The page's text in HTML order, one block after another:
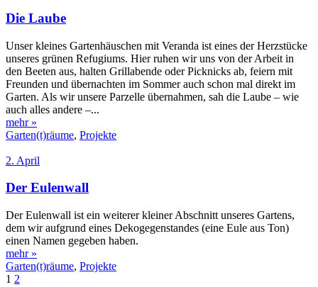
Die Laube
Unser kleines Gartenhäuschen mit Veranda ist eines der Herzstücke
unseres grünen Refugiums. Hier ruhen wir uns von der Arbeit in
den Beeten aus, halten Grillabende oder Picknicks ab, feiern mit
Freunden und übernachten im Sommer auch schon mal direkt im
Garten. Als wir unsere Parzelle übernahmen, sah die Laube – wie
auch alles andere –...
mehr »
Garten(t)räume, Projekte
2. April
Der Eulenwall
Der Eulenwall ist ein weiterer kleiner Abschnitt unseres Gartens,
dem wir aufgrund eines Dekogegenstandes (eine Eule aus Ton)
einen Namen gegeben haben.
mehr »
Garten(t)räume, Projekte
1 2